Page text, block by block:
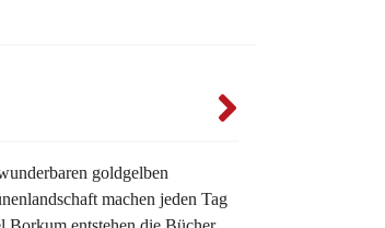
goldgelben
machen jeden Tag